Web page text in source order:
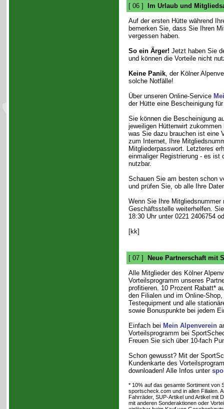
[ 06 ]
Im Urlaub und
Auf der ersten Hütte während
bemerken Sie, dass Sie Ihren
vergessen haben.
So ein Ärger! Jetzt haben Sie
und können die Vorteile nicht
Keine Panik, der Kölner
solche Notfälle!
Über unseren Online-Service
der Hütte eine Bescheinigung
Sie können die Bescheinigung
jeweiligen Hüttenwirt zukommen
was Sie dazu brauchen ist eine
zum Internet, Ihre
Mitgliederpasswort. Letzteres
einmaliger Registrierung - es ist
nutzbar.
Schauen Sie am besten schon
und prüfen Sie, ob alle Ihre
Wenn Sie Ihre
Geschäftsstelle weiterhelfen.
18:30 Uhr unter 0221 2406754
[kk]
[ 07 ]
Neue Partnerschaft mit
Alle Mitglieder des Kölner
Vorteilsprogramm unseres
profitieren. 10 Prozent Rabatt*
den Filialen und im Online-
Testequipment und alle
sowie Bonuspunkte bei jedem
Einfach bei Mein Alpenverein
Vorteilsprogramm bei
Freuen Sie sich über 10-fach
Schon gewusst? Mit der
Kundenkarte des
downloaden! Alle Infos unter
* 10% auf das gesamte Sortiment von
sportscheck.com und in allen Filialen.
Fahrräder, SUP-Artikel und Artikel mit
mit anderen Sonderaktionen oder